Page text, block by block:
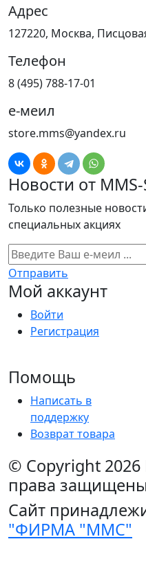
Адрес
127220, Москва,
Телефон
8 (495) 788-17-01
е-меил
store.mms@yandex.ru
Новости от MMS-
Только полезные
специальных акциях
Отправить
Мой аккаунт
Войти
Регистрация
Помощь
Написать в
поддержку
Возврат товара
© Copyright 2026
права
Сайт
"ФИРМА "ММС"